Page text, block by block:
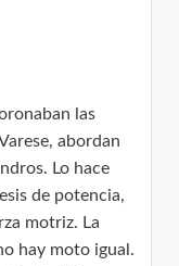
las
abordan
Lo hace
de potencia,
motriz. La
hay moto igual.